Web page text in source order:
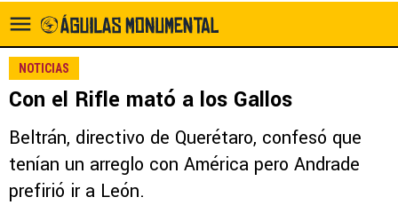
NOTICIAS
Con el Rifle mató a los Gallos
Beltrán, directivo de Querétaro, confesó que
tenían un arreglo con América pero Andrade
prefirió ir a León.